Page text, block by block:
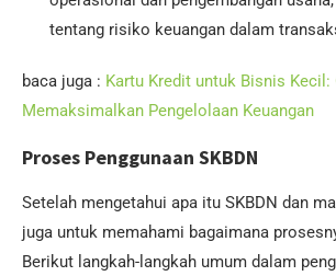
tentang risiko keuangan dalam
baca juga : Kartu Kredit untuk Bisnis
Memaksimalkan Pengelolaan Keuangan
Proses Penggunaan SKBDN
Setelah mengetahui apa itu SKBDN dan
juga untuk memahami bagaimana
Berikut langkah-langkah umum dalam